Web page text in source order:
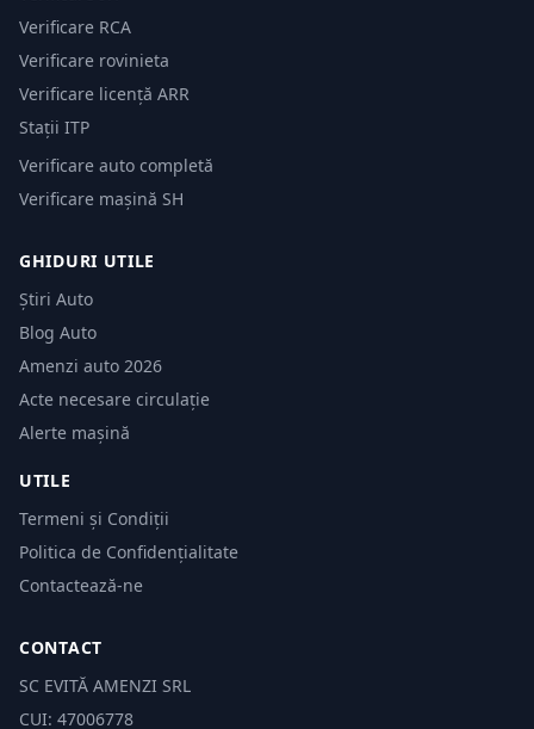
Verificare RCA
Verificare rovinieta
Verificare licență ARR
Stații ITP
Verificare auto completă
Verificare mașină SH
GHIDURI UTILE
Știri Auto
Blog Auto
Amenzi auto 2026
Acte necesare circulație
Alerte mașină
UTILE
Termeni și Condiții
Politica de Confidențialitate
Contactează-ne
CONTACT
SC EVITĂ AMENZI SRL
CUI: 47006778